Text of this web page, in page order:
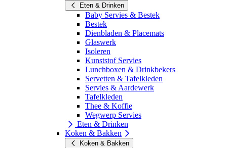
Eten & Drinken
Baby Servies & Bestek
Bestek
Dienbladen & Placemats
Glaswerk
Isoleren
Kunststof Servies
Lunchboxen & Drinkbekers
Servetten & Tafelkleden
Servies & Aardewerk
Tafelkleden
Thee & Koffie
Wegwerp Servies
Eten & Drinken
Koken & Bakken
Koken & Bakken